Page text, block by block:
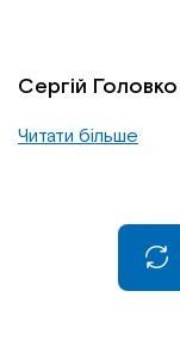
Сергій Головко
Читати більше